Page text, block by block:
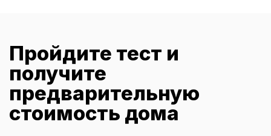
Пройдите тест и
получите
предварительную
стоимость дома